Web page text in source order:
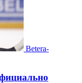
Betera-